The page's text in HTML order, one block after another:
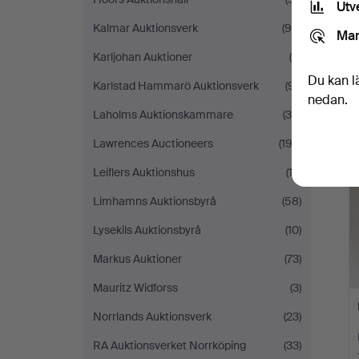
Kalmar Auktionsverk
(95)
Karljohan Auktioner
(6)
Karlstad Hammarö Auktionsverk
(91)
Laholms Auktionskammare
(35)
Lawrences Auctioneers
(193)
Leiflers Auktionshus
(13)
Limhamns Auktionsbyrå
(58)
Lysekils Auktionsbyrå
(10)
Markus Auktioner
(73)
Mauritz Widforss
(3)
Norrlands Auktionsverk
(23)
RA Auktionsverket Norrköping
(33)
Du kan
nedan.